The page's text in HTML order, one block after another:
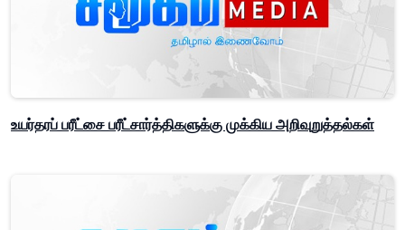
உயர்தரப் பரீட்சை பரீட்சார்த்திகளுக்கு முக்கிய அறிவுறுத்தல்கள்